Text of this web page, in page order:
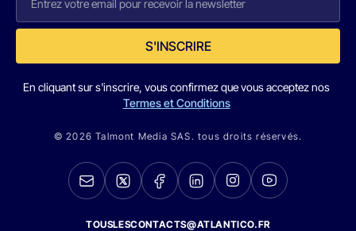
S'INSCRIRE
En cliquant sur s'inscrire, vous confirmez que vous acceptez nos
Termes et Conditions
© 2026 Talmont Media SAS. tous droits réservés.
TOUSLESCONTACTS@ATLANTICO.FR